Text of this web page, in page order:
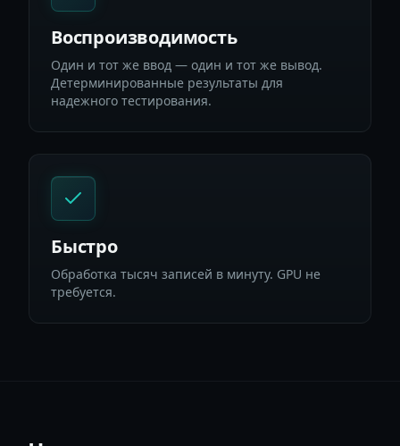
Воспроизводимость
Один и тот же ввод — один и тот же вывод.
Детерминированные результаты для
надежного тестирования.
Быстро
Обработка тысяч записей в минуту. GPU не
требуется.